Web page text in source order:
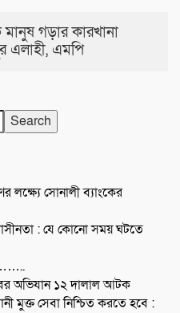
মানুষ গড়ার কারখানা
এলাহী, এমপি
Search
লক্ষ্যে সোনালী ব্যাংকের
: যে কোনো সময় ঘটতে
অভিযান ১২ দালাল আটক
মুক্ত সেবা নিশ্চিত করতে হবে :